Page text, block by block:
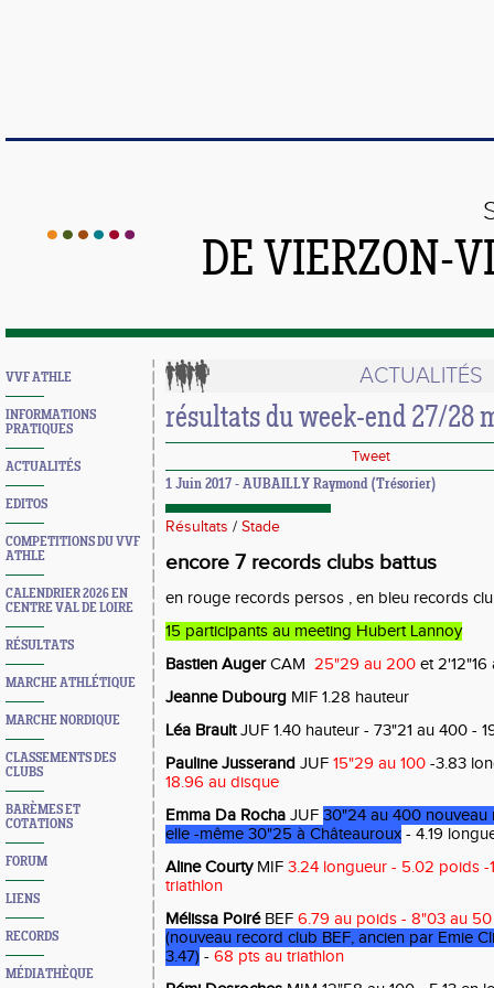
DE VIERZON-
VVF ATHLE
INFORMATIONS
PRATIQUES
ACTUALITÉS
EDITOS
COMPETITIONS DU VVF
ATHLE
CALENDRIER 2026 EN
CENTRE VAL DE LOIRE
RÉSULTATS
MARCHE ATHLÉTIQUE
MARCHE NORDIQUE
CLASSEMENTS DES
CLUBS
BARÈMES ET
COTATIONS
FORUM
LIENS
RECORDS
MÉDIATHÈQUE
ACTUALITÉS
résultats du week-end 27/28
Tweet
1 Juin 2017 - AUBAILLY Raymond (Trésorier)
Résultats / Stade
encore 7 records clubs battus
en rouge records persos , en bleu records
15 participants au meeting Hubert Lannoy
Bastien AugerCAM 25"29 au 200 et
Jeanne Dubourg MIF 1.28 hauteur
Léa BraultJUF 1.40 hauteur - 73"21 au 400 -
Pauline Jusserand JUF 15"29 au 100 -3.83
18.96 au disque
Emma Da Rocha JUF 30"24 au 400 nouveau
elle -même 30"25 à Châteauroux - 4.19
Aline CourtyMIF 3.24 longueur - 5.02 poids -
triathlon
Mélissa PoiréBEF 6.79 au poids - 8"03 au 50
(nouveau record club BEF, ancien par Emie
3.47) - 68 pts au triathlon